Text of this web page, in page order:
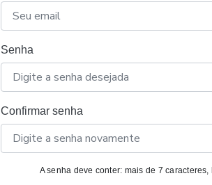
Senha
Confirmar senha
A senha deve conter: mais de 7